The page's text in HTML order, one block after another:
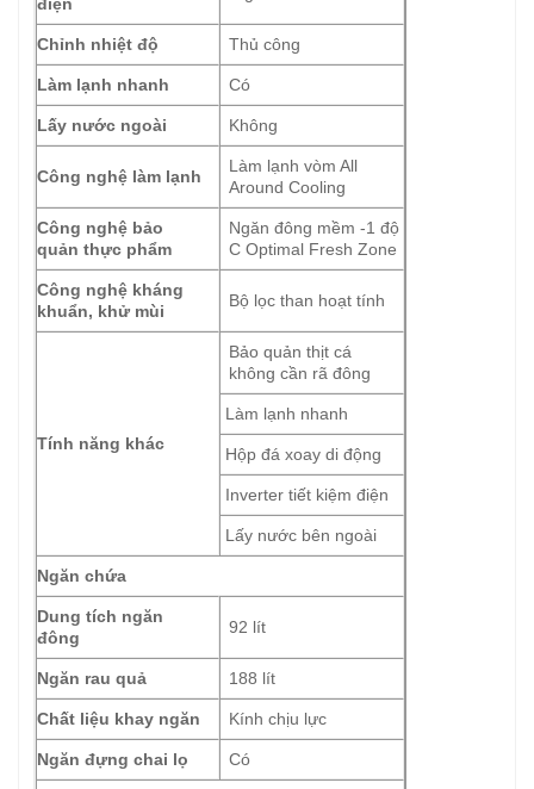
Chỉnh nhiệt độ Thủ công
Làm lạnh nhanh Có
Lấy nước ngoài Không
Công nghệ làm lạnh
Làm lạnh vòm All
Around Cooling
Công nghệ bảo
quản thực phẩm
Ngăn đông mềm -1 độ
C Optimal Fresh Zone
Công nghệ kháng
khuẩn, khử mùi
Bộ lọc than hoạt tính
Tính năng khác
Bảo quản thịt cá
không cần rã đông
Làm lạnh nhanh
Hộp đá xoay di động
Inverter tiết kiệm điện
Lấy nước bên ngoài
Ngăn chứa
Dung tích ngăn
đông
92 lít
Ngăn rau quả 188 lít
Chất liệu khay ngăn Kính chịu lực
Ngăn đựng chai lọ Có